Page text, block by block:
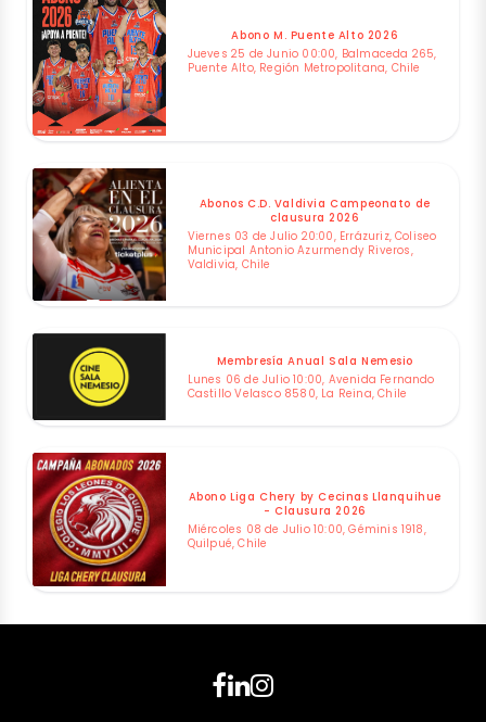
Abono M. Puente Alto 2026
Jueves 25 de Junio 00:00, Balmaceda 265,
Puente Alto, Región Metropolitana, Chile
Abonos C.D. Valdivia Campeonato de
clausura 2026
Viernes 03 de Julio 20:00, Errázuriz, Coliseo
Municipal Antonio Azurmendy Riveros,
Valdivia, Chile
Membresía Anual Sala Nemesio
Lunes 06 de Julio 10:00, Avenida Fernando
Castillo Velasco 8580, La Reina, Chile
Abono Liga Chery by Cecinas Llanquihue
- Clausura 2026
Miércoles 08 de Julio 10:00, Géminis 1918,
Quilpué, Chile